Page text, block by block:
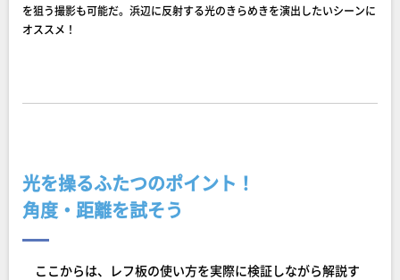
を狙う撮影も可能だ。浜辺に反射する光のきらめきを演出したいシーンに
オススメ！
光を操るふたつのポイント！
角度・距離を試そう
ここからは、レフ板の使い方を実際に検証しながら解説す